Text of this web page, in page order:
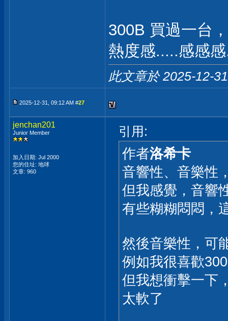
300B 買過一台
熱度感.....感感
此文章於 2025-12-
2025-12-31, 09:12 AM #27
jenchan201
Junior Member
加入日期: Jul 2000
您的住址: 地球
文章: 960
引用:
作者洛希卡
音響性、音樂性
但我感覺，音響
有些糊糊悶悶，
然後音樂性，可
例如我很喜歡
但我想衝擊一下
太軟了